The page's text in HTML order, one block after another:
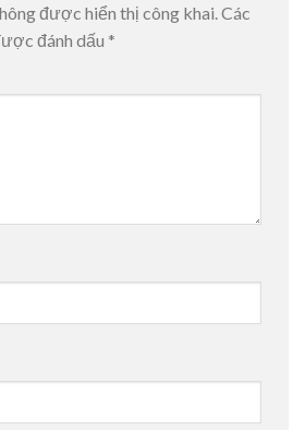
được hiển thị công khai.Các
đánh dấu *